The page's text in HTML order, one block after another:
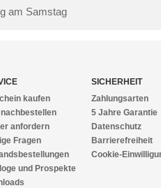
am Samstag
kaufen
nachbestellen
anfordern
Fragen
und Prospekte
SICHERHEIT
Zahlungsarten
5 Jahre Garantie
Datenschutz
Barrierefreiheit
Cookie-